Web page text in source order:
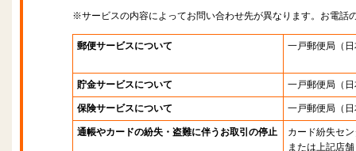
※サービスの内容によってお問い合わせ先が異なります。お電話
郵便サービスについて 一戸郵便局 （
貯金サービスについて 一戸郵便局 （
保険サービスについて 一戸郵便局 （
通帳やカードの紛失・盗難に伴うお取引の停止
カード紛失セ
または上記店舗